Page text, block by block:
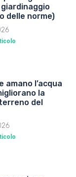
delle norme)
amano l’acqua
la
del